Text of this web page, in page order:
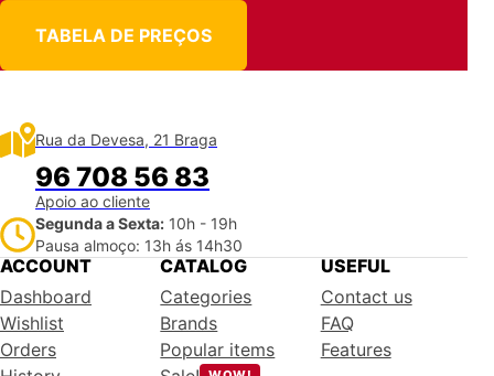
TABELA DE PREÇOS
Rua da Devesa, 21 Braga
96 708 56 83
Apoio ao cliente
Segunda a Sexta: 10h - 19h
Pausa almoço: 13h ás 14h30
ACCOUNT
Dashboard
Wishlist
Orders
CATALOG
Categories
Brands
Popular items
USEFUL
Contact us
FAQ
Features